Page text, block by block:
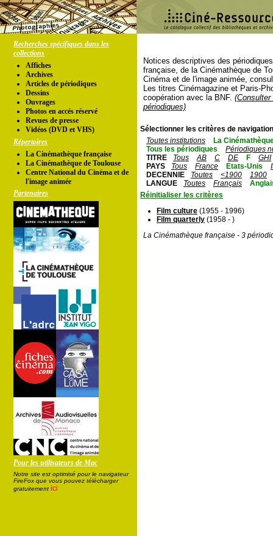
Recherches spécifiques dans les
collections
Affiches
Archives
Articles de périodiques
Dessins
Ouvrages
Photos en accés réservé
Revues de presse
Vidéos (DVD et VHS)
Répertoires
La Cinémathèque française
La Cinémathèque de Toulouse
Centre National du Cinéma et de
l'image animée
Partenaires
Pour les utilisateurs de Mac
Notre site est optimisé pour le navigateur
FireFox que vous pouvez télécharger
gratuitement ici
Notices descriptives des
française, de la Cinémathèque de
Cinéma et de l'image animée,
Les titres Cinémagazine et Paris-
coopération avec la BNF.
périodiques)
Sélectionner les critères de
Toutes institutions
La
Tous les périodiques
Périodiques
TITRE
Tous AB C DE F
GHI
PAYS
Tous France Etats-Unis
DECENNIE
Toutes <1900
1900
LANGUE
Toutes Français
Réinitialiser les critères
Film culture (1955 - 1996)
Film quarterly (1958 - )
La Cinémathèque française - 3